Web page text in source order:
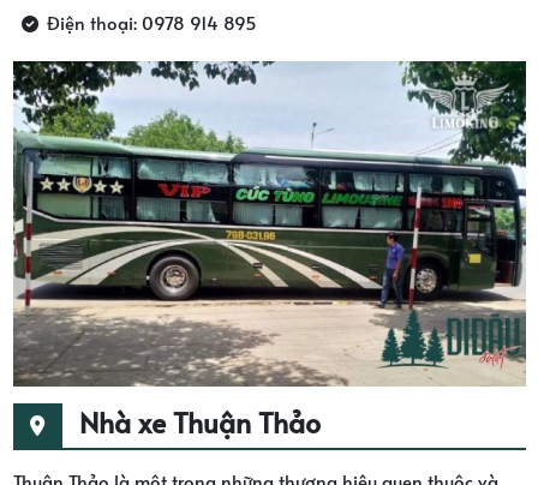
Điện thoại: 0978 914 895
Nhà xe Thuận Thảo